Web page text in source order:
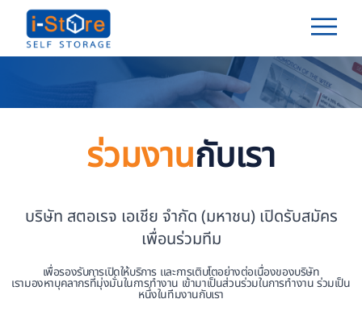
ร่วมงานกับเรา
บริษัท สตอเรจ เอเชีย จำกัด (มหาชน) เปิดรับสมัคร
เพื่อนร่วมทีม
เพื่อรองรับการเปิดให้บริการ และการเติบโตอย่างต่อเนื่องของบริษัท
เรามองหาบุคลากรที่มุ่งมั่นในการทำงาน เข้ามาเป็นส่วนร่วมในการทำงาน ร่วมเป็น
หนึ่งในทีมงานกับเรา